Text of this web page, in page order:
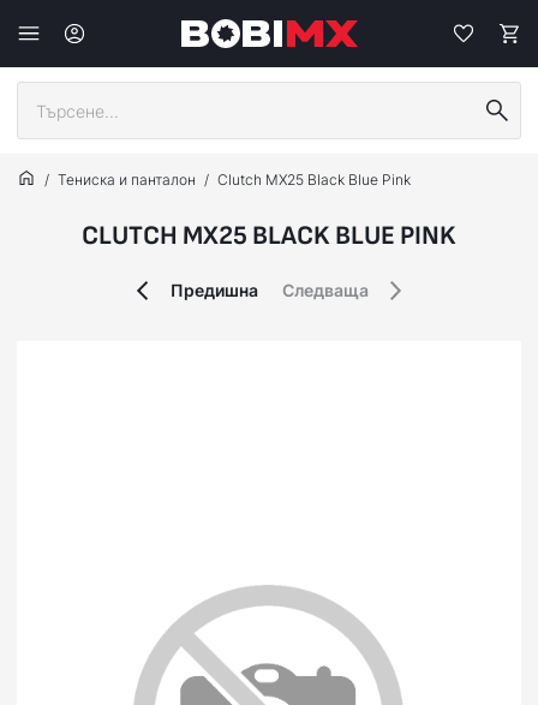
Тениска и панталон Clutch MX25 Black Blue Pink
CLUTCH MX25 BLACK BLUE PINK
Предишна Следваща